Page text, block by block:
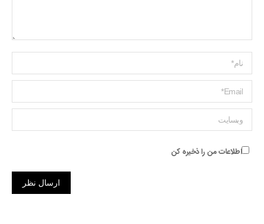
Name *
ایمیل *
وبسایت
اطلاعات من را ذخیره کن
ارسال نظر